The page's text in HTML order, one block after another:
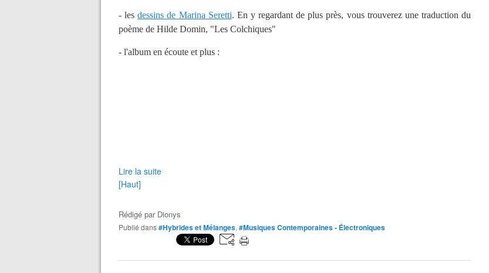
- lesdessins de Marina Seretti. En y regardant de plus près, vous trouverez une traduction du
poème de Hilde Domin, "Les Colchiques"
- l'album en écoute et plus :
Lire la suite
[Haut]
Rédigé par Dionys
Publié dans#Hybrides et Mélanges, #Musiques Contemporaines - Électroniques